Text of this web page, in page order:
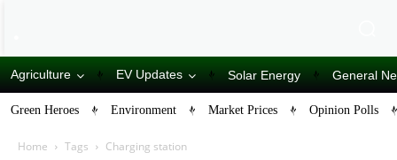
Agriculture EV Updates Solar Energy General
Green Heroes Environment Market Prices Opinion Polls
Home Tags Charging station